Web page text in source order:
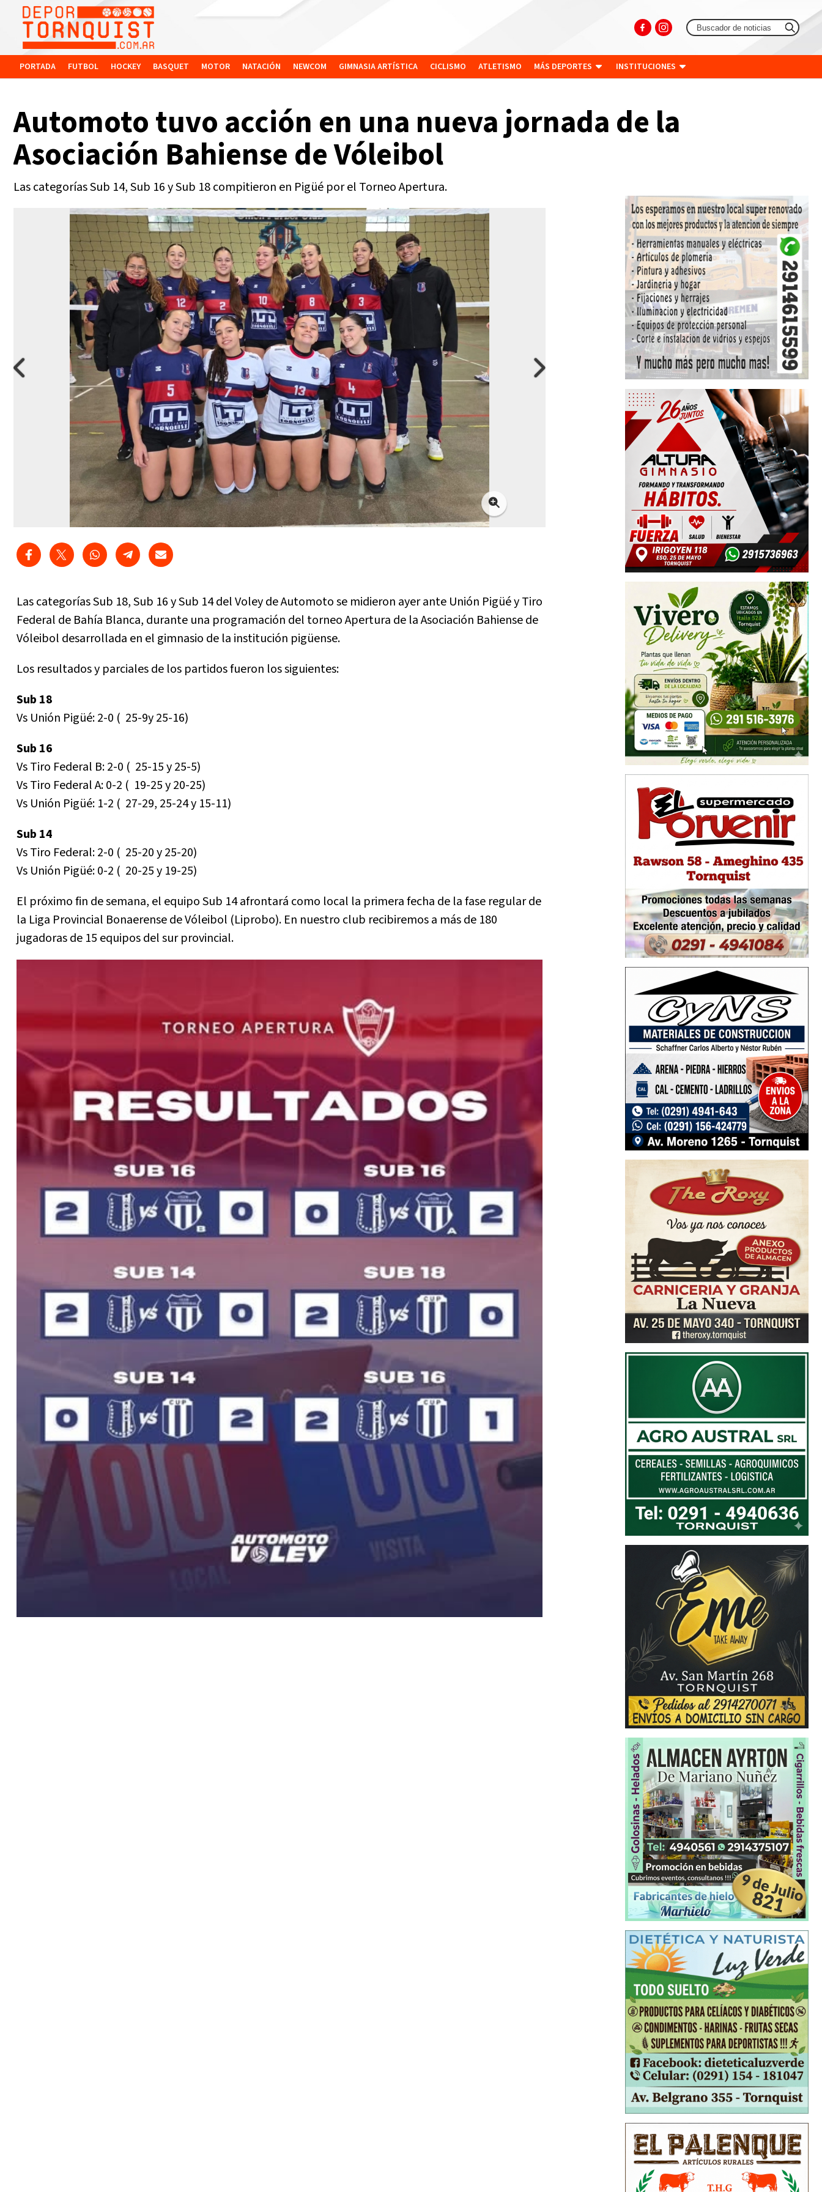
PORTADA FUTBOL HOCKEY BASQUET MOTOR NATACIÓN NEWCOM GIMNASIA ARTÍSTICA CICLISMO ATLETISMO MÁS DEPORTES INSTITUCIONES
Automoto tuvo acción en una nueva jornada de la
Asociación Bahiense de Vóleibol
Las categorías Sub 14, Sub 16 y Sub 18 compitieron en Pigüé por el Torneo Apertura.
Las categorías Sub 18, Sub 16 y Sub 14 del Voley de Automoto se midieron ayer ante Unión Pigüé y Tiro
Federal de Bahía Blanca, durante una programación del torneo Apertura de la Asociación Bahiense de
Vóleibol desarrollada en el gimnasio de la institución pigüense.
Los resultados y parciales de los partidos fueron los siguientes:
Sub 18
Vs Unión Pigüé: 2-0 ( 25-9y 25-16)
Sub 16
Vs Tiro Federal B: 2-0 ( 25-15 y 25-5)
Vs Tiro Federal A: 0-2 ( 19-25 y 20-25)
Vs Unión Pigüé: 1-2 ( 27-29, 25-24 y 15-11)
Sub 14
Vs Tiro Federal: 2-0 ( 25-20 y 25-20)
Vs Unión Pigüé: 0-2 ( 20-25 y 19-25)
El próximo fin de semana, el equipo Sub 14 afrontará como local la primera fecha de la fase regular de
la Liga Provincial Bonaerense de Vóleibol (Liprobo). En nuestro club recibiremos a más de 180
jugadoras de 15 equipos del sur provincial.